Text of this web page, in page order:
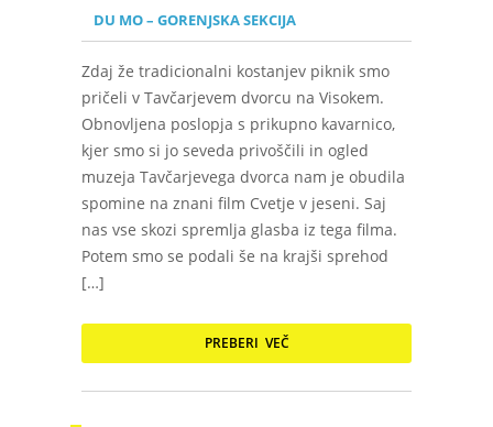
DU MO – GORENJSKA SEKCIJA
Zdaj že tradicionalni kostanjev piknik smo
pričeli v Tavčarjevem dvorcu na Visokem.
Obnovljena poslopja s prikupno kavarnico,
kjer smo si jo seveda privoščili in ogled
muzeja Tavčarjevega dvorca nam je obudila
spomine na znani film Cvetje v jeseni. Saj
nas vse skozi spremlja glasba iz tega filma.
Potem smo se podali še na krajši sprehod
[…]
PREBERI VEČ